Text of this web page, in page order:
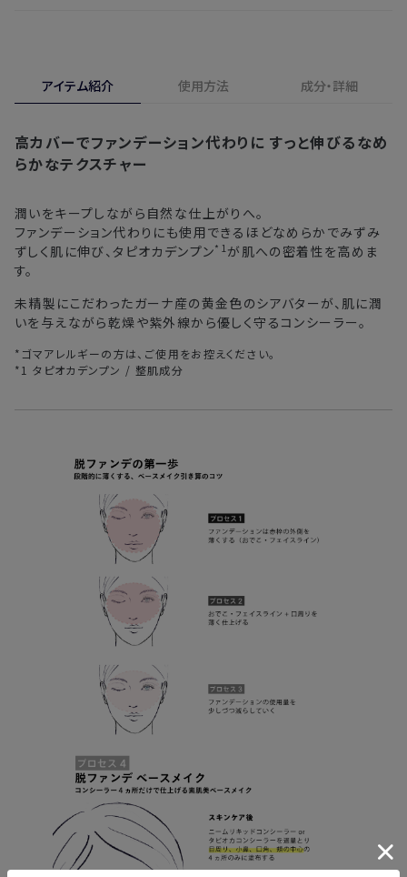
※新製品（限定製品）は除きます。
※定期販売のお申し込みは、7日後以降の配送となります。
注文後、お届けまでにかかる日数の目安
東北・関東・中部・関西 2〜3日
沖縄県・離島 5〜8日
※以下に該当する場合、上記の日程で発送できない場合がござ
・交通状況や天候による遅延
・ご注文内容の確認にお時間を要する
・複数製品購入により配送手配に時間がかかる
合、期間内*であれば、返金・交換サービスをご利用いただけ
ます。
※ オンラインストアでご購入の場合、発送完了メールの翌日から10日
間。対象の直営店舗でご購入の場合、購入日の翌日から7日間
アイテム紹介 使用方法 成分・詳細
高カバーでファンデーション代わりにすっと伸びるなめ
らかなテクスチャー
潤いをキープしながら自然な仕上がりへ。
ファンデーション代わりにも使用できるほどなめらかでみずみ
ずしく肌に伸び、タピオカデンプン*1が肌への密着性を高めま
す。
未精製にこだわったガーナ産の黄金色のシアバターが、肌に潤
いを与えながら乾燥や紫外線から優しく守るコンシーラー。
*ゴマアレルギーの方は、ご使用をお控えください。
*1 タピオカデンプン / 整肌成分